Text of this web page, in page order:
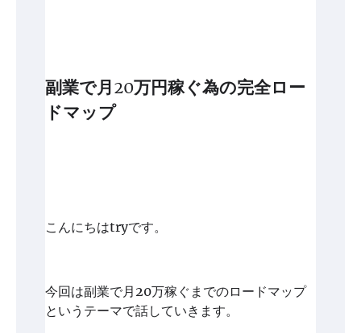
副業で月20万円稼ぐ為の完全ロー
ドマップ
こんにちはtryです。
今回は副業で月20万稼ぐまでのロードマップ
というテーマで話していきます。